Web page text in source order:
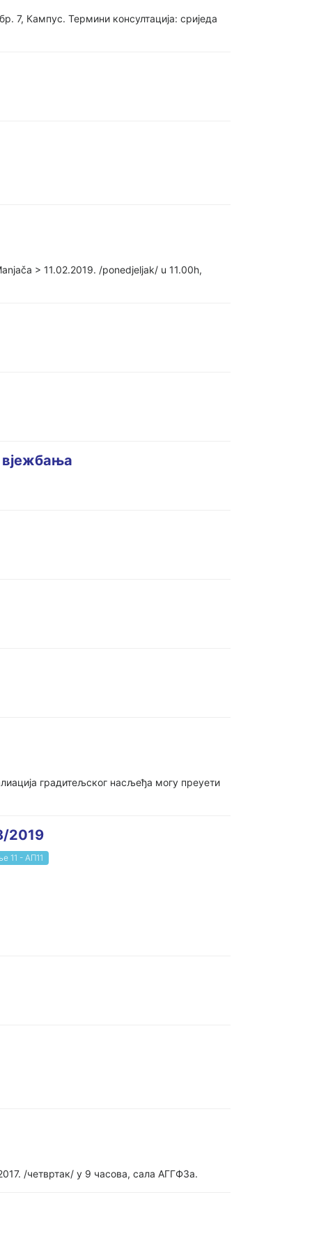
7, Кампус. Термини консултација: сриједа
> 11.02.2019. /ponedjeljak/ u 11.00h,
вјежбања
градитељског насљеђа могу преуети
2019
11 - АП11
/четвртак/ у 9 часова, сала АГГФ3а.